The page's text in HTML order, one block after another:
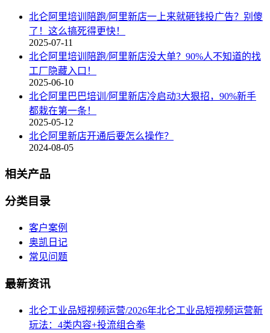
北仑阿里培训陪跑/阿里新店一上来就砸钱投广告？别傻
了！这么搞死得更快！
2025-07-11
北仑阿里培训陪跑/阿里新店没大单？90%人不知道的找
工厂隐藏入口！
2025-06-10
北仑阿里巴巴培训/阿里新店冷启动3大狠招，90%新手
都栽在第一条！
2025-05-12
北仑阿里新店开通后要怎么操作？
2024-08-05
相关产品
分类目录
客户案例
奥凯日记
常见问题
最新资讯
北仑工业品短视频运营/2026年北仑工业品短视频运营新
玩法：4类内容+投流组合拳